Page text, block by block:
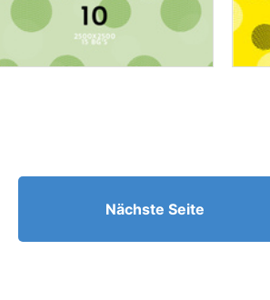
Nächste Seite